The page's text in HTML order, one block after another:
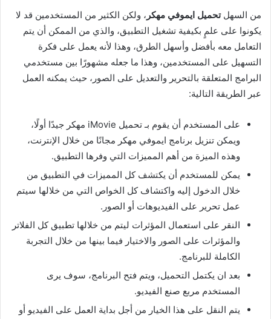
من السهلتحميل ايموفي مهكر ، ولكن الكثير من المستخدمين قد لا
يكونوا على علمٍ بكيفية تشغيل التطبيق، والذي من الممكن أن يتم
التعامل معه بأفضل وأسهل الطرق، وهذا لأنه يعمل على فكرة
التسهيل على المستخدمين، وهذا ما جعله مشهورًا بين مستخدمي
البرامج المتعلقة بالتحرير والتعديل على الصور، حيث يمكنه العمل
عبر الطريقة التالية:
على المستخدم أن يقوم بـ تحميل iMovie مهكر جيدًا أولًا،
ويمكن تنزيل برنامج ايموفي مهكر مجانًا من خلال الإنترنت،
وهذه الميزة من أهم المميزات التي وفرها التطبيق.
يمكن للمستخدم أن يكتشف كل المميزات في التطبيق من
خلال الدخول إليه واكتشاف كل الخواص التي من خلالها سيتم
عمل تحرير على الفيديوهات أو الصور.
النقر على استعمال المؤثرات ليتم من خلالها تطبيق كل الفلاتر
والمؤثرات على الصور والاختيار فيما بينها من خلال التجربة
الكاملة للبرنامج.
بعد ان يكتمل التحميل، ويتم فتح البرنامج، سوف يرى
المستخدم مربع صنع الفيديو.
يتم النقل على هذا الخيار من أجل بداية العمل على الفيديو أو